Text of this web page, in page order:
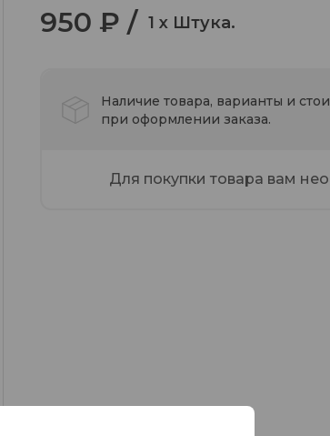
950 ₽ / 1 x Штука.
Наличие товара, варианты и
при оформлении заказа.
Для покупки товара вам